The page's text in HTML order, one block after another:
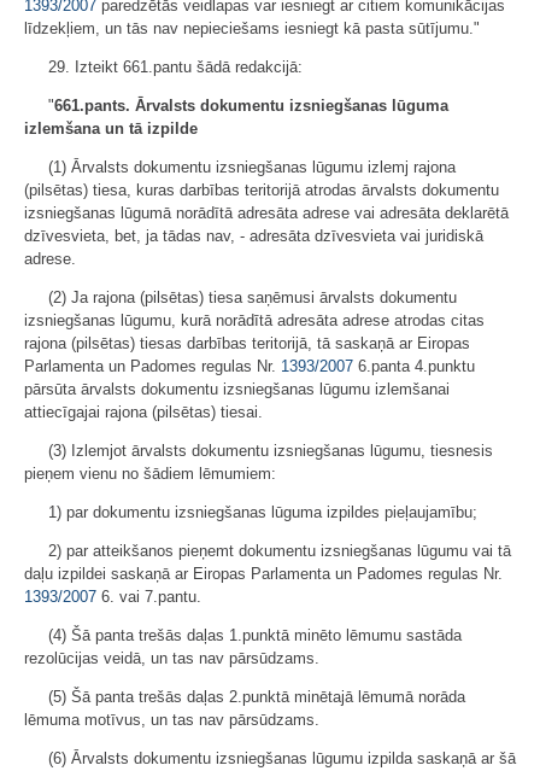
1393/2007 paredzētās veidlapas var iesniegt ar citiem komunikācijas
līdzekļiem, un tās nav nepieciešams iesniegt kā pasta sūtījumu."
29. Izteikt 661.pantu šādā redakcijā:
"661.pants. Ārvalsts dokumentu izsniegšanas lūguma
izlemšana un tā izpilde
(1) Ārvalsts dokumentu izsniegšanas lūgumu izlemj rajona
(pilsētas) tiesa, kuras darbības teritorijā atrodas ārvalsts dokumentu
izsniegšanas lūgumā norādītā adresāta adrese vai adresāta deklarētā
dzīvesvieta, bet, ja tādas nav, - adresāta dzīvesvieta vai juridiskā
adrese.
(2) Ja rajona (pilsētas) tiesa saņēmusi ārvalsts dokumentu
izsniegšanas lūgumu, kurā norādītā adresāta adrese atrodas citas
rajona (pilsētas) tiesas darbības teritorijā, tā saskaņā ar Eiropas
Parlamenta un Padomes regulas Nr. 1393/2007 6.panta 4.punktu
pārsūta ārvalsts dokumentu izsniegšanas lūgumu izlemšanai
attiecīgajai rajona (pilsētas) tiesai.
(3) Izlemjot ārvalsts dokumentu izsniegšanas lūgumu, tiesnesis
pieņem vienu no šādiem lēmumiem:
1) par dokumentu izsniegšanas lūguma izpildes pieļaujamību;
2) par atteikšanos pieņemt dokumentu izsniegšanas lūgumu vai tā
daļu izpildei saskaņā ar Eiropas Parlamenta un Padomes regulas Nr.
1393/2007 6. vai 7.pantu.
(4) Šā panta trešās daļas 1.punktā minēto lēmumu sastāda
rezolūcijas veidā, un tas nav pārsūdzams.
(5) Šā panta trešās daļas 2.punktā minētajā lēmumā norāda
lēmuma motīvus, un tas nav pārsūdzams.
(6) Ārvalsts dokumentu izsniegšanas lūgumu izpilda saskaņā ar šā